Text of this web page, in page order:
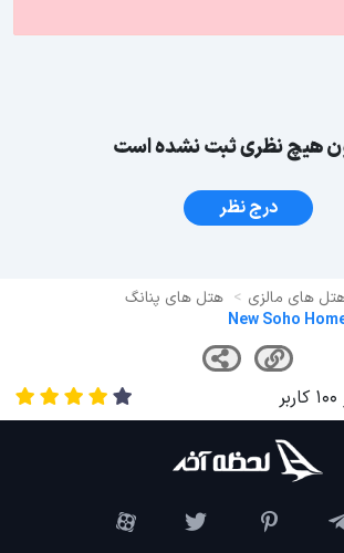
هیچ نظری ثبت نشده است
درج نظر
های مالزی
هتل های پنانگ
New Soho
100 کاربر